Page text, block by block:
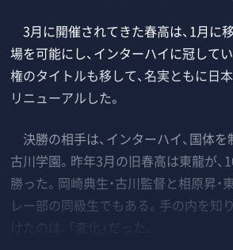
3月に開催されてきた春高は、1月に
場を可能にし、インターハイに冠して
権のタイトルも移して、名実ともに日
リニューアルした。
決勝の相手は、インターハイ、国体を
古川学園。昨年3月の旧春高は東龍が
勝った。岡崎典生・古川監督と相原昇
レー部の同級生でもある。手の内を知